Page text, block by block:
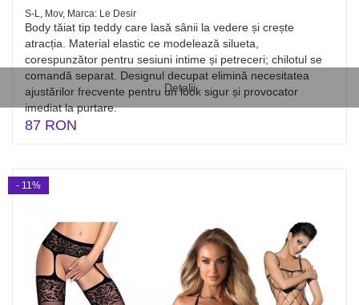
Detalii
S-L, Mov, Marca: Le Desir
Body tăiat tip teddy care lasă sânii la vedere și crește
atracția. Material elastic ce modelează silueta,
corespunzător pentru sesiuni intime și petreceri; chilotul se
comandă separat. Designul decupat elimină necesitatea
ajustărilor frecvente pentru un look sigur și provocator
imediat la purtare.
87 RON
- 11%